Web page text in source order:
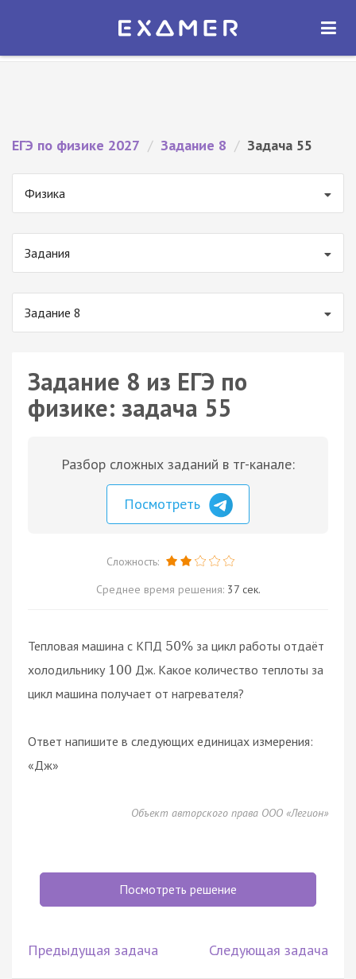
Экзамер — ЕГЭ 2027
ОТКРЫТЬ
ЕГЭ по физике 2027 / Задание 8 / Задача 55
Физика
Задания
Задание 8
Задание 8 из ЕГЭ по
физике: задача 55
Разбор сложных заданий в тг-канале:
Посмотреть
Сложность:
Среднее время решения: 37 сек.
Тепловая машина с КПД 50% за цикл работы отдаёт
холодильнику 100 Дж. Какое количество теплоты за
цикл машина получает от нагревателя?
Ответ напишите в следующих единицах измерения:
«Дж»
Объект авторского права ООО «Легион»
Посмотреть решение
Предыдущая задача Следующая задача